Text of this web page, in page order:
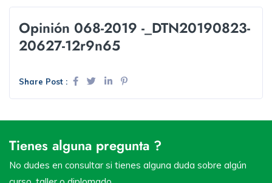
Opinión 068-2019 -_DTN20190823-
20627-12r9n65
Share Post :
Tienes alguna pregunta ?
No dudes en consultar si tienes alguna duda sobre algún